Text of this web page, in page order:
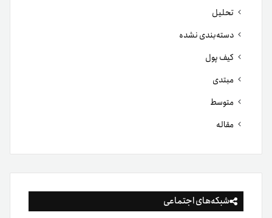
تحلیل
دسته‌بندی نشده
کیف پول
مبتدی
متوسط
مقاله
شبکه‌های اجتماعی